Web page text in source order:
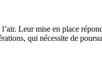
Leur mise en place
qui nécessite de